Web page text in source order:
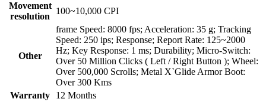
Movement
resolution
100~10,000 CPI
Other
frame Speed: 8000 fps; Acceleration: 35 g; Tracking
Speed: 250 ips; Response; Report Rate: 125~2000
Hz; Key Response: 1 ms; Durability; Micro-Switch:
Over 50 Million Clicks ( Left / Right Button ); Wheel:
Over 500,000 Scrolls; Metal X`Glide Armor Boot:
Over 300 Kms
Warranty
12 Months